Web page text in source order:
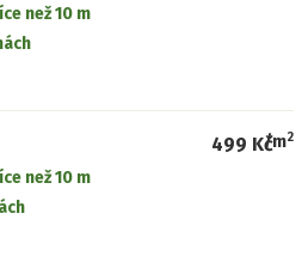
než 10 m
499 Kč
/m2
než 10 m